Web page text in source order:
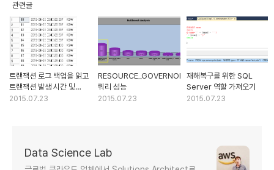
관련글
트랜잭션 로그 백업을 읽고
트랜잭션 발생 시간 및
사용자 찾기
2015.07.23
RESOURCE_GOVERNOR_IDLE과
쿼리 성능
2015.07.23
재해복구를 위한 SQL
Server 역할 가져오기
2015.07.23
Data Science Lab